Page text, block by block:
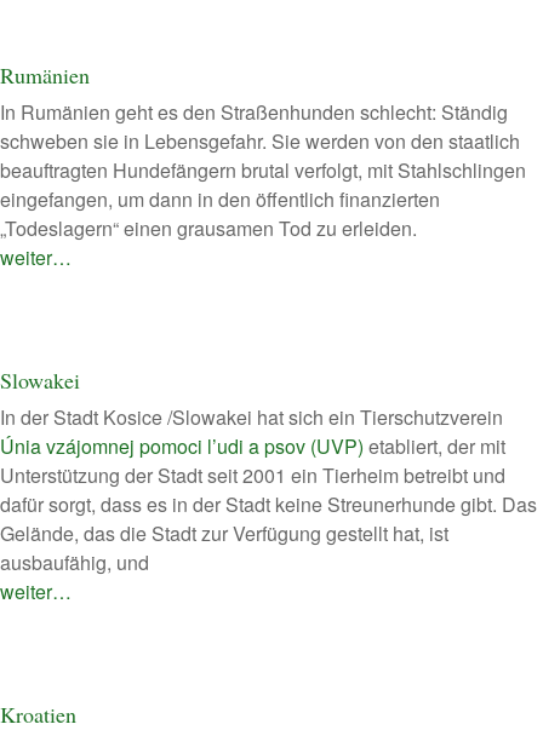
Rumänien
In Rumänien geht es den Straßenhunden schlecht: Ständig
schweben sie in Lebensgefahr. Sie werden von den staatlich
beauftragten Hundefängern brutal verfolgt, mit Stahlschlingen
eingefangen, um dann in den öffentlich finanzierten
„Todeslagern“ einen grausamen Tod zu erleiden.
weiter…
Slowakei
In der Stadt Kosice /Slowakei hat sich ein Tierschutzverein
Únia vzájomnej pomoci l’udi a psov (UVP) etabliert, der mit
Unterstützung der Stadt seit 2001 ein Tierheim betreibt und
dafür sorgt, dass es in der Stadt keine Streunerhunde gibt. Das
Gelände, das die Stadt zur Verfügung gestellt hat, ist
ausbaufähig, und
weiter…
Kroatien